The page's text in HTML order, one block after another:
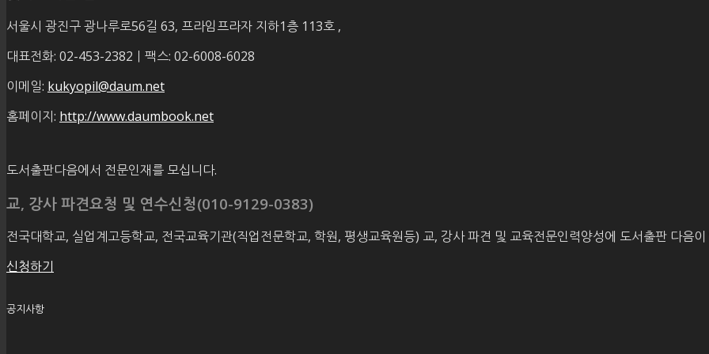
서울시 광진구 광나루로56길 63, 프라임프라자 지하1층 113호 ,
대표전화: 02-453-2382ㅣ팩스: 02-6008-6028
이메일: kukyopil@daum.net
홈페이지: http://www.daumbook.net
도서출판다음에서 전문인재를 모십니다.
교, 강사 파견요청 및 연수신청(010-9129-0383)
전국대학교, 실업계고등학교, 전국교육기관(직업전문학교, 학원, 평생교육원등) 교, 강사 파견 및 교육전문인력양성에 도서출판 다음
신청하기
공지사항